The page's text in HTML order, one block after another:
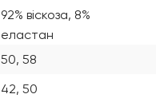
92% віскоза, 8%
еластан
50, 58
42, 50